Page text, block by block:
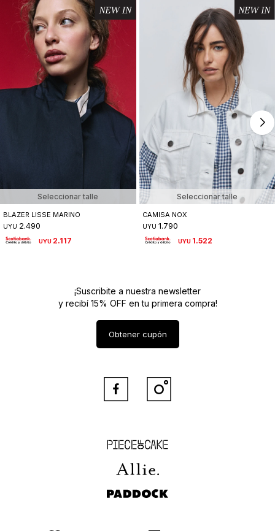
Seleccionar talle
BLAZER LISSE MARINO
UYU 2.490
UYU 2.117
Seleccionar talle
CAMISA NOX
UYU 1.790
UYU 1.522
Piece of Cake
Allie
Paddock
¡Suscribite a nuestra newsletter
y recibí 15% OFF en tu primera compra!
Obtener cupón
 